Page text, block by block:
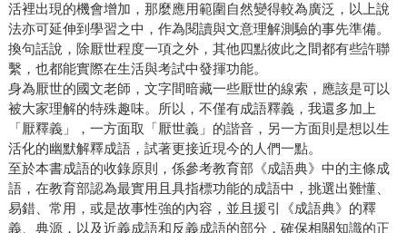
活裡出現的機會增加，那麼應用範圍自然變得較為廣泛，以上說
法亦可延伸到學習之中，作為閱讀與文意理解測驗的事先準備。
換句話說，除厭世程度一項之外，其他四點彼此之間都有些許聯
繫，也都能實際在生活與考試中發揮功能。
身為厭世的國文老師，文字間暗藏一些厭世的線索，應該是可以
被大家理解的特殊趣味。所以，不僅有成語釋義，我還多加上
「厭釋義」，一方面取「厭世義」的諧音，另一方面則是想以生
活化的幽默解釋成語，試著更接近現今的人們一點。
至於本書成語的收錄原則，係參考教育部《成語典》中的主條成
語，在教育部認為最實用且具指標功能的成語中，挑選出難懂、
易錯、常用，或是故事性強的內容，並且援引《成語典》的釋
義、典源，以及近義成語和反義成語的部分，確保相關知識的正